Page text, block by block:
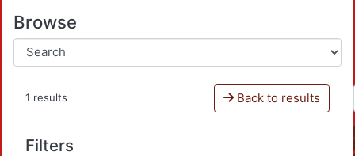
Browse
1 results Back to results
Filters